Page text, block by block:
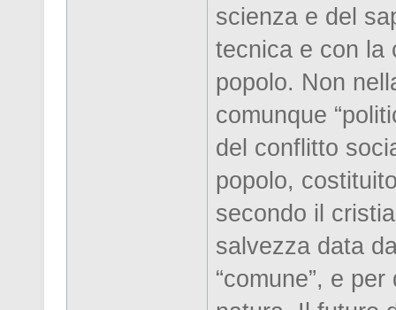
scienza e del
tecnica e con la
popolo. Non
comunque
del conflitto
popolo,
secondo il
salvezza data
“comune”, e